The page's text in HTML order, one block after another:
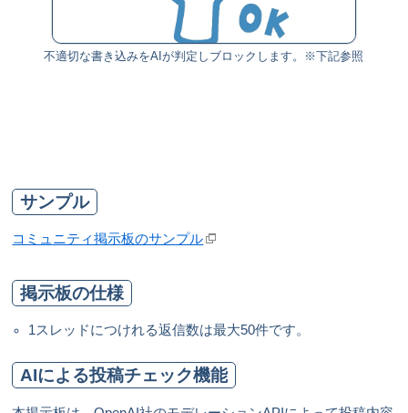
不適切な書き込みをAIが判定しブロックします。※下記参照
サンプル
コミュニティ掲示板のサンプル
掲示板の仕様
1スレッドにつけれる返信数は最大50件です。
AIによる投稿チェック機能